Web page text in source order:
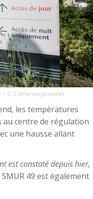
© Catherine Jouannet
les températures
au centre de régulation
une hausse allant
est constaté depuis hier,
49 est également